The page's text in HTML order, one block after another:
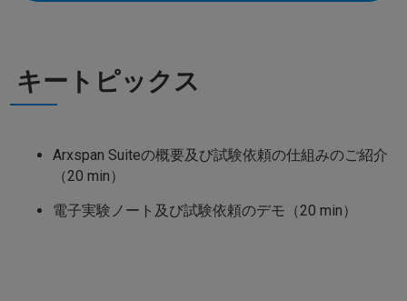
キートピックス
Arxspan Suiteの概要及び試験依頼の仕組みのご紹介
（20 min）
電子実験ノート及び試験依頼のデモ（20 min）